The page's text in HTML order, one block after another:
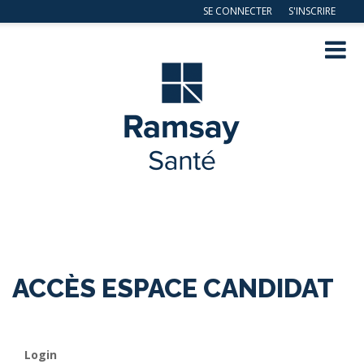
SE CONNECTER S'INSCRIRE
Navig
ACCÈS ESPACE CANDIDAT
Login